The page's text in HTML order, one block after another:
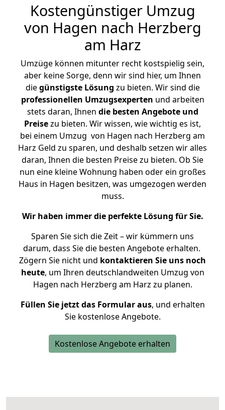
Kostengünstiger Umzug
von Hagen nach Herzberg
am Harz
Umzüge können mitunter recht kostspielig sein,
aber keine Sorge, denn wir sind hier, um Ihnen
diegünstigste Lösung zu bieten. Wir sind die
professionellen Umzugsexperten und arbeiten
stets daran, Ihnen die besten Angebote und
Preisezu bieten. Wir wissen, wie wichtig es ist,
bei einem Umzug von Hagen nach Herzberg am
Harz Geld zu sparen, und deshalb setzen wir alles
daran, Ihnen die besten Preise zu bieten. Ob Sie
nun eine kleine Wohnung haben oder ein großes
Haus in Hagen besitzen, was umgezogen werden
muss.
Wir haben immer die perfekte Lösung für Sie.
Sparen Sie sich die Zeit – wir kümmern uns
darum, dass Sie die besten Angebote erhalten.
Zögern Sie nicht und kontaktieren Sie uns noch
heute, um Ihren deutschlandweiten Umzug von
Hagen nach Herzberg am Harz zu planen.
Füllen Sie jetzt das Formular aus, und erhalten
Sie kostenlose Angebote.
Kostenlose Angebote erhalten